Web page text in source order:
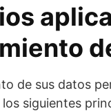
de sus datos
siguientes